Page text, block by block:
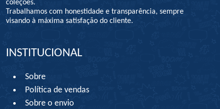
coleções.
Trabalhamos com honestidade e transparência, sempre
visando à máxima satisfação do cliente.
INSTITUCIONAL
Sobre
Política de vendas
Sobre o envio